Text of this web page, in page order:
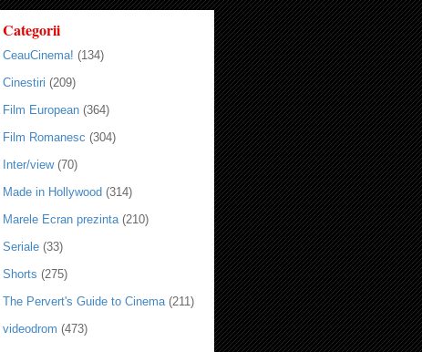
Categorii
CeauCinema! (134)
Cinestiri (209)
Film European (364)
Film Romanesc (304)
Inter/view (70)
Made in Hollywood (314)
Marele Ecran prezinta (210)
Seriale (33)
Shorts (275)
The Pervert's Guide to Cinema (211)
videodrom (473)